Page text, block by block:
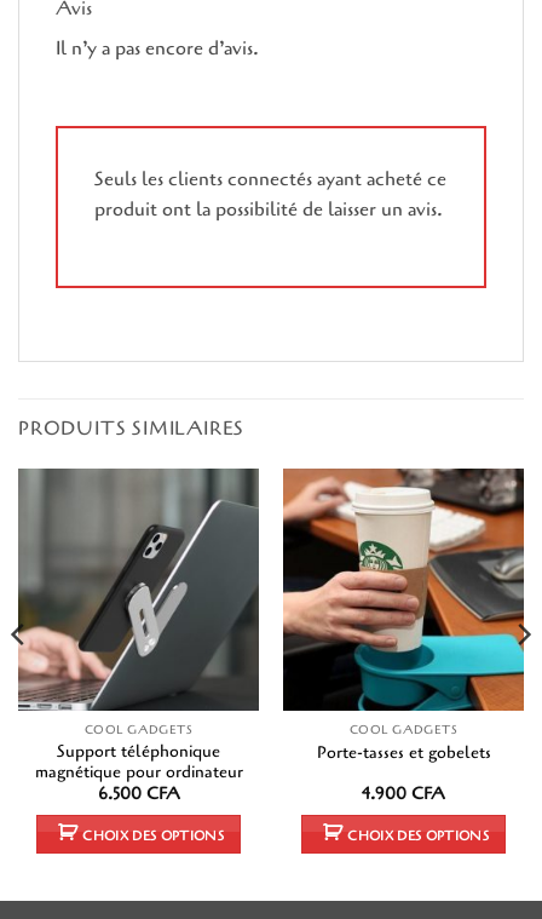
Avis
Il n’y a pas encore d’avis.
Seuls les clients connectés ayant acheté ce
produit ont la possibilité de laisser un avis.
PRODUITS SIMILAIRES
COOL GADGETS
Support téléphonique
magnétique pour ordinateur
6.500 CFA
CHOIX DES OPTIONS
COOL GADGETS
Porte-tasses et gobelets
4.900 CFA
CHOIX DES OPTIONS